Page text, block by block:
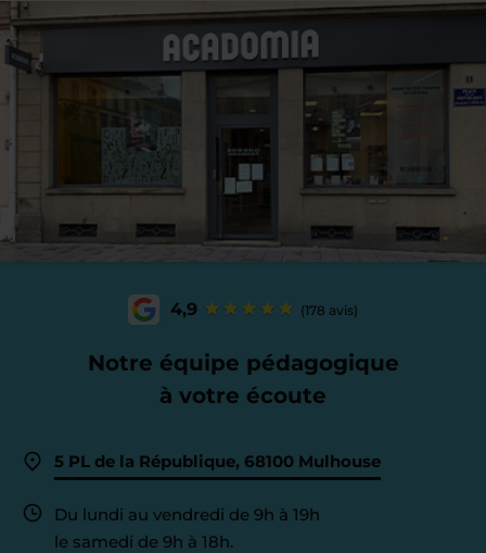
4,9 (178 avis)
Notre équipe pédagogique
à votre écoute
5 PL de la République, 68100 Mulhouse
Du lundi au vendredi de 9h à 19h
le samedi de 9h à 18h.